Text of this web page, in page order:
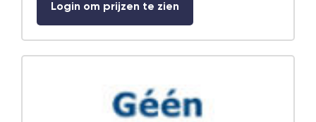
Login om prijzen te zien